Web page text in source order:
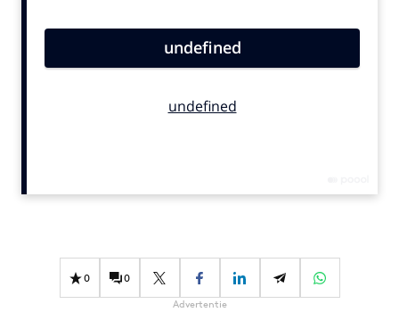
Carriere
Diversiteit
0 0
Advertentie